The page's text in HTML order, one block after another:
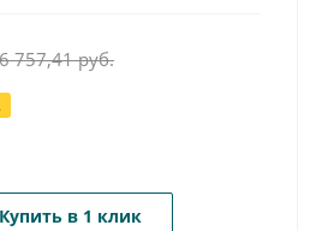
757,41руб.
Купить в 1 клик